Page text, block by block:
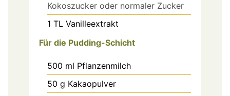
Kokoszucker oder normaler Zucker
1 TL Vanilleextrakt
Für die Pudding-Schicht
500 ml Pflanzenmilch
50 g Kakaopulver